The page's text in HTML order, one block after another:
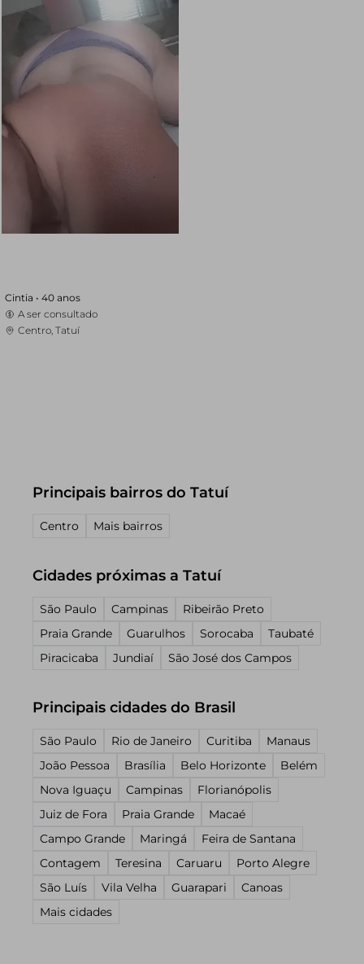
Cintia • 40 anos
A ser consultado
Centro, Tatuí
Principais bairros do Tatuí
Centro Mais bairros
Cidades próximas a Tatuí
São Paulo Campinas
Ribeirão Preto
Praia Grande
Guarulhos Sorocaba
Taubaté
Piracicaba
Jundiaí São José dos Campos
Principais cidades do Brasil
São Paulo Rio de Janeiro Curitiba
Manaus
João Pessoa
Brasília Belo Horizonte
Belém
Nova Iguaçu
Campinas
Florianópolis
Juiz de Fora
Praia Grande
Macaé
Campo Grande
Maringá
Feira de Santana
Contagem
Teresina Caruaru
Porto Alegre
São Luís
Vila Velha Guarapari
Canoas
Mais cidades